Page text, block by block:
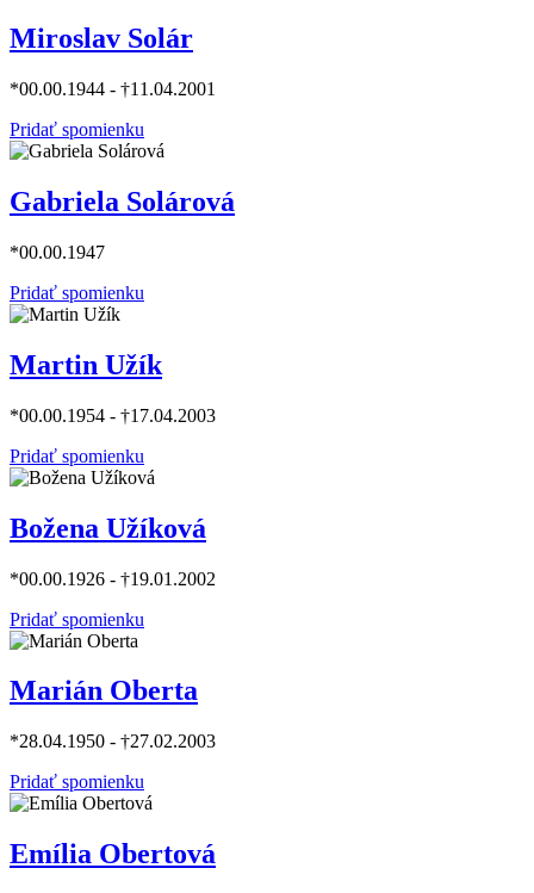
Miroslav Solár
*00.00.1944 - †11.04.2001
Pridať spomienku
Gabriela Solárová
*00.00.1947
Pridať spomienku
Martin Užík
*00.00.1954 - †17.04.2003
Pridať spomienku
Božena Užíková
*00.00.1926 - †19.01.2002
Pridať spomienku
Marián Oberta
*28.04.1950 - †27.02.2003
Pridať spomienku
Emília Obertová